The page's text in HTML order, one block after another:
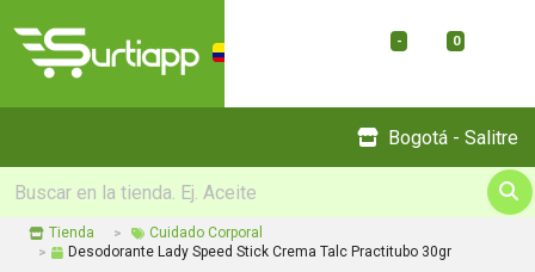
- 0
Bogotá - Salitre
Tienda
Cuidado Corporal
Desodorante Lady Speed Stick Crema Talc Practitubo 30gr